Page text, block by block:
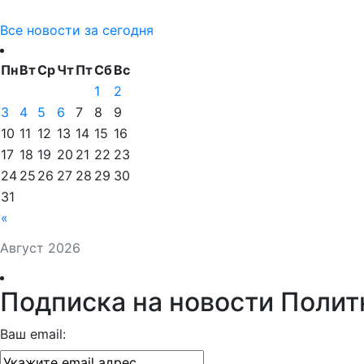
Все новости за сегодня
Август 2026
ПнВтСрЧтПтСбВс
«
1
2
3
4 5 6 7 8
9
10 11 12 13 14 15 16
17 18 19 20 21 22 23
24 25 26 27 28 29 30
31
Подписка на новости
Ваш email: